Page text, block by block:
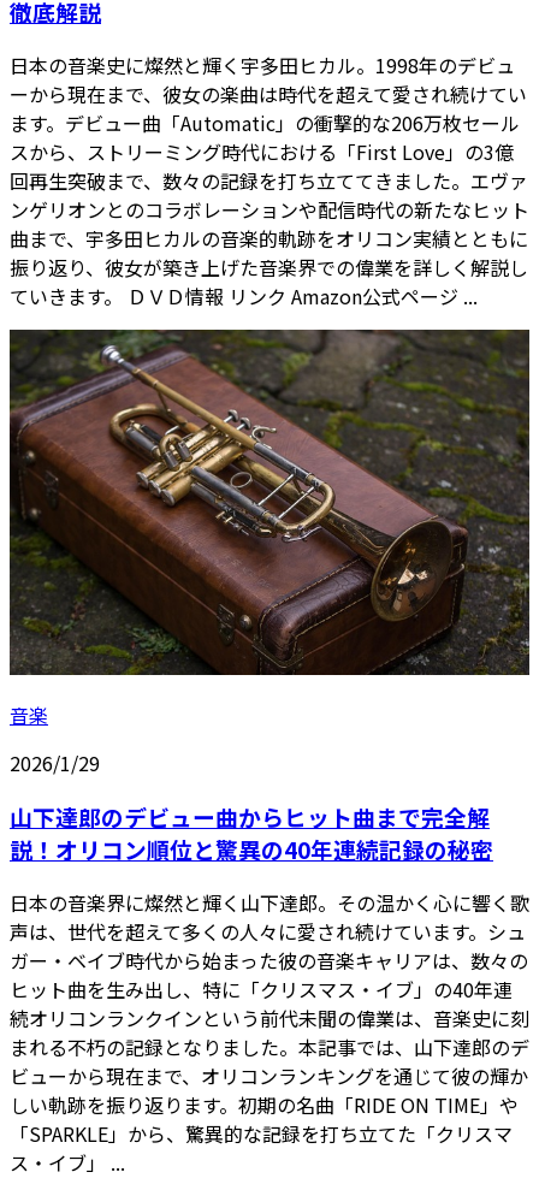
徹底解説
日本の音楽史に燦然と輝く宇多田ヒカル。1998年のデビュ
ーから現在まで、彼女の楽曲は時代を超えて愛され続けてい
ます。デビュー曲「Automatic」の衝撃的な206万枚セール
スから、ストリーミング時代における「First Love」の3億
回再生突破まで、数々の記録を打ち立ててきました。エヴァ
ンゲリオンとのコラボレーションや配信時代の新たなヒット
曲まで、宇多田ヒカルの音楽的軌跡をオリコン実績とともに
振り返り、彼女が築き上げた音楽界での偉業を詳しく解説し
ていきます。 ＤＶＤ情報 リンク Amazon公式ページ ...
音楽
2026/1/29
山下達郎のデビュー曲からヒット曲まで完全解
説！オリコン順位と驚異の40年連続記録の秘密
日本の音楽界に燦然と輝く山下達郎。その温かく心に響く歌
声は、世代を超えて多くの人々に愛され続けています。シュ
ガー・ベイブ時代から始まった彼の音楽キャリアは、数々の
ヒット曲を生み出し、特に「クリスマス・イブ」の40年連
続オリコンランクインという前代未聞の偉業は、音楽史に刻
まれる不朽の記録となりました。本記事では、山下達郎のデ
ビューから現在まで、オリコンランキングを通じて彼の輝か
しい軌跡を振り返ります。初期の名曲「RIDE ON TIME」や
「SPARKLE」から、驚異的な記録を打ち立てた「クリスマ
ス・イブ」 ...